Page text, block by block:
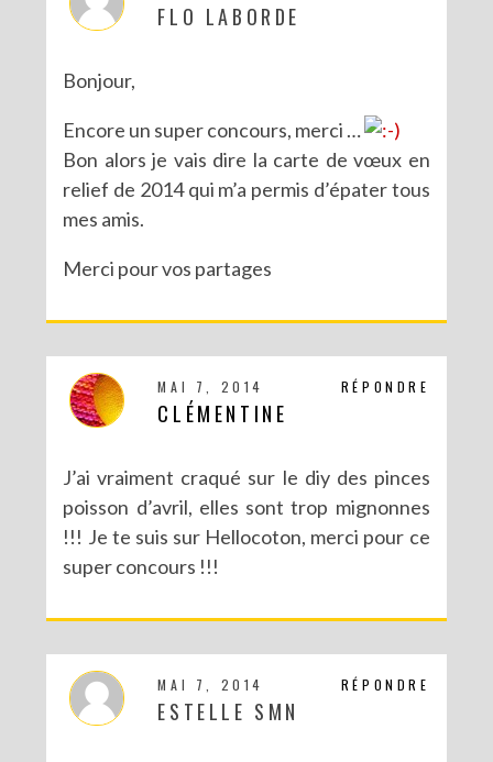
FLO LABORDE
Bonjour,
Encore un super concours, merci …
Bon alors je vais dire la carte de vœux en
relief de 2014 qui m’a permis d’épater tous
mes amis.
Merci pour vos partages
RÉPONDRE
MAI 7, 2014
CLÉMENTINE
J’ai vraiment craqué sur le diy des pinces
poisson d’avril, elles sont trop mignonnes
!!! Je te suis sur Hellocoton, merci pour ce
super concours !!!
RÉPONDRE
MAI 7, 2014
ESTELLE SMN